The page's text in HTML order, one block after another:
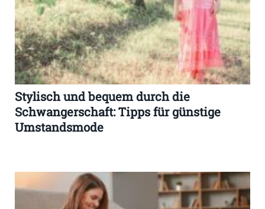
Stylisch und bequem durch die
Schwangerschaft: Tipps für günstige
Umstandsmode